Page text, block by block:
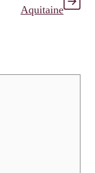
Aquitaine